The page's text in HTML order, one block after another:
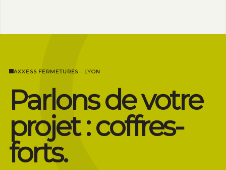
AXXESS FERMETURES · LYON
Parlons de votre
projet : coffres-
forts.